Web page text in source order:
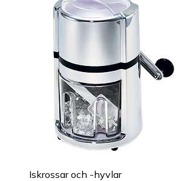
Iskrossar och -hyvlar